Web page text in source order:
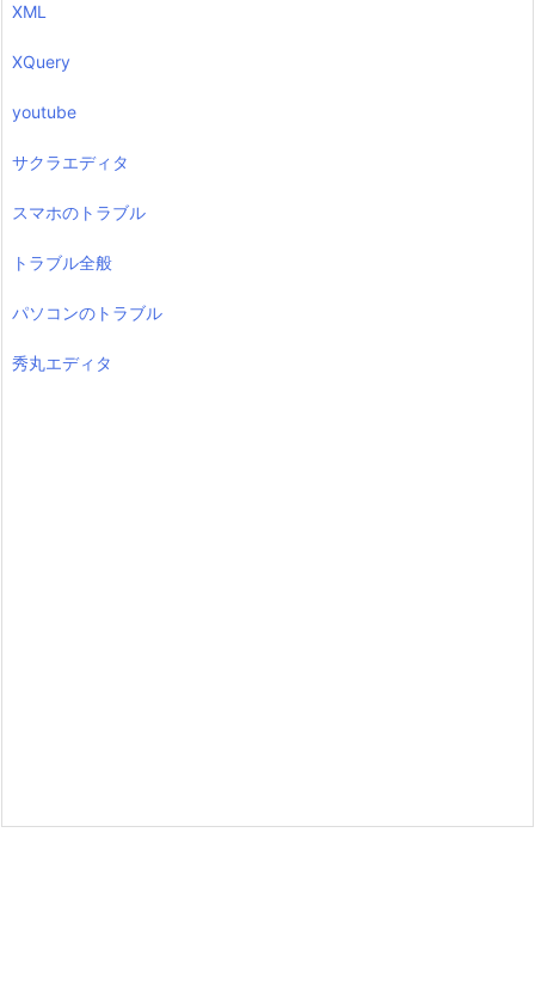
XML
XQuery
youtube
サクラエディタ
スマホのトラブル
トラブル全般
パソコンのトラブル
秀丸エディタ